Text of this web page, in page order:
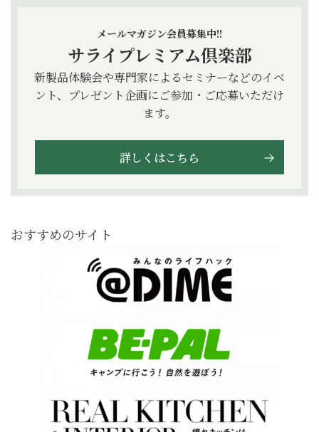
メールマガジン会員募集中!!
サライプレミアム倶楽部
新製品体験会や専門家によるセミナーなどのイベ
ント、プレゼント企画にご参加・ご応募いただけ
ます。
詳しくはこちら
おすすめのサイト